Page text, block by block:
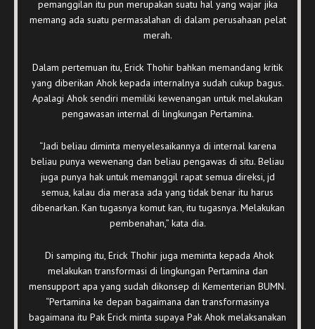
pemanggilan itu pun merupakan suatu hal yang wajar jika
memang ada suatu permasalahan di dalam perusahaan pelat
merah.
Dalam pertemuan itu, Erick Thohir bahkan memandang kritik
yang diberikan Ahok kepada internalnya sudah cukup bagus.
Apalagi Ahok sendiri memiliki kewenangan untuk melakukan
pengawasan internal di lingkungan Pertamina.
“Jadi beliau diminta menyelesaikannya di internal karena
beliau punya wewenang dan beliau pengawas di situ. Beliau
juga punya hak untuk memanggil rapat semua direksi, jd
semua, kalau dia merasa ada yang tidak benar itu harus
dibenarkan. Kan tugasnya komut kan, itu tugasnya. Melakukan
pembenahan,” kata dia.
Di samping itu, Erick Thohir juga meminta kepada Ahok
melakukan transformasi di lingkungan Pertamina dan
mensupport apa yang sudah dikonsep di Kementerian BUMN.
“Pertamina ke depan bagaimana dan transformasinya
bagaimana itu Pak Erick minta supaya Pak Ahok melaksanakan